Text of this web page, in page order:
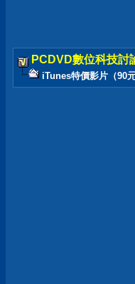
PCDVD數位科技討
iTunes特價影片（90元